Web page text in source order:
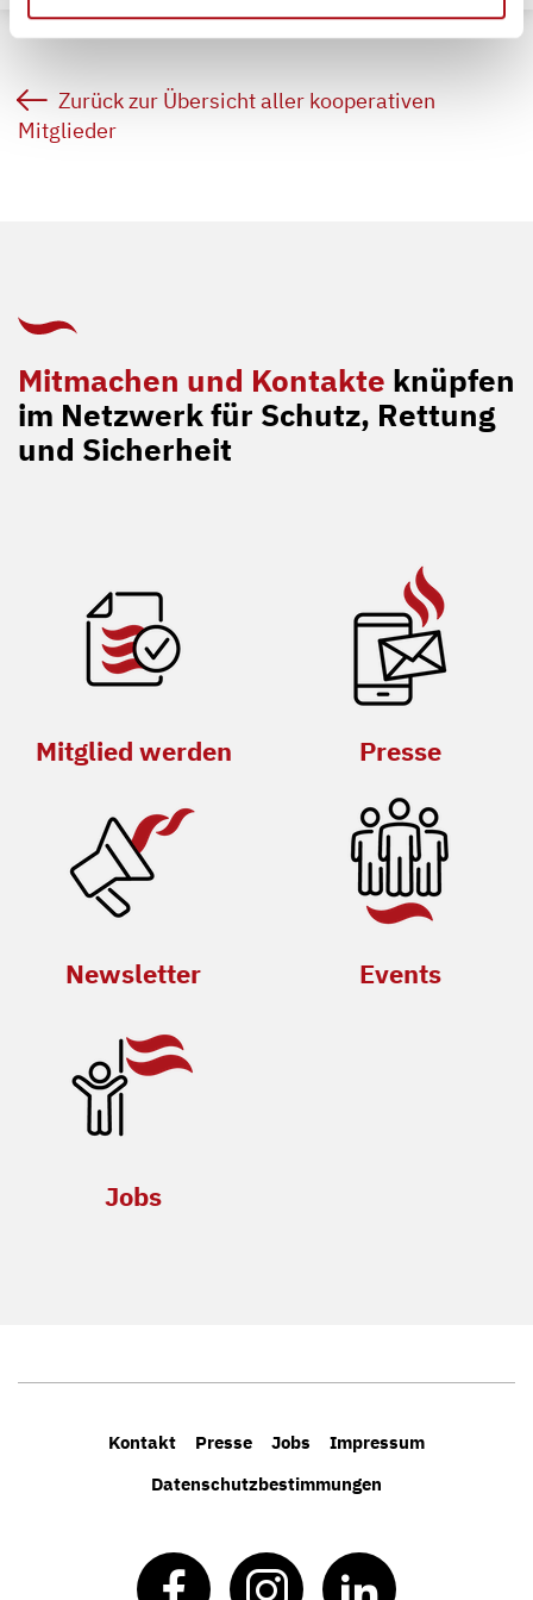
Zurück zur Übersicht aller kooperativen
Mitglieder
Mitmachen und Kontakte knüpfen
im Netzwerk für Schutz, Rettung
und Sicherheit
Mitglied werden Presse
Newsletter Events
Jobs
Kontakt Presse Jobs
Impressum
Datenschutzbestimmungen